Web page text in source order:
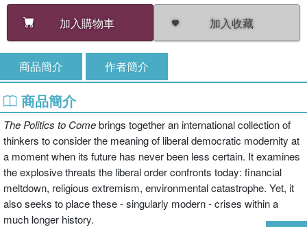
加入購物車 加入收藏
商品簡介 作者簡介
商品簡介
The Politics to Comebrings together an international collection of
thinkers to consider the meaning of liberal democratic modernity at
a moment when its future has never been less certain. It examines
the explosive threats the liberal order confronts today: financial
meltdown, religious extremism, environmental catastrophe. Yet, it
also seeks to place these - singularly modern - crises within a
much longer history.